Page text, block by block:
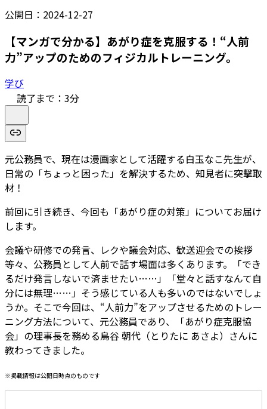
公開日： 2024-12-27
【マンガで分かる】あがり症を克服する！“人前
力”アップのためのフィジカルトレーニング。
学び
読了まで： 3分
元公務員で、現在は漫画家として活躍する白玉なこ先生が、
日常の「ちょっと困った」を解決するため、知見者に突撃取
材！
前回に引き続き、今回も「あがり症の対策」についてお届け
します。
会議や研修での発言、レクや議会対応、歓送迎会での挨拶
等々、公務員として人前で話す場面は多くあります。「でき
るだけ発言しないで済ませたい……」「堂々と話すなんて自
分には無理……」そう感じている人も多いのではないでしょ
うか。そこで今回は、“人前力”をアップさせるためのトレー
ニング方法について、元公務員であり、「あがり症克服協
会」の理事長を務める鳥谷 朝代（とりたに あさよ）さんに
教わってきました。
※掲載情報は公開日時点のものです